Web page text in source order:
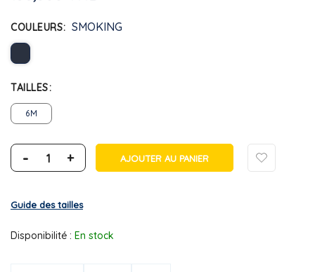
COULEURS SMOKING
TAILLES
6M
- + AJOUTER AU PANIER
Guide des tailles
Disponibilité : En stock